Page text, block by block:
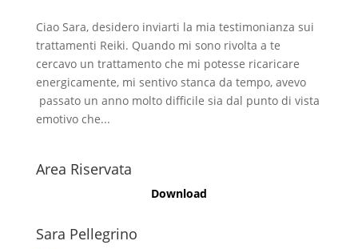
Ciao Sara, desidero inviarti la mia testimonianza sui
trattamenti Reiki. Quando mi sono rivolta a te
cercavo un trattamento che mi potesse ricaricare
energicamente, mi sentivo stanca da tempo, avevo
passato un anno molto difficile sia dal punto di vista
emotivo che...
Area Riservata
Download
Sara Pellegrino